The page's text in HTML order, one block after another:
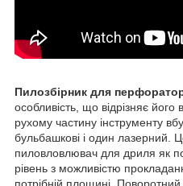
Пилозбірник для
особливість, що відрізняє його
рухому частину інструменту
бульбашкові і один лазерний.
пиловловлювач для дриля як
рівень з можливістю